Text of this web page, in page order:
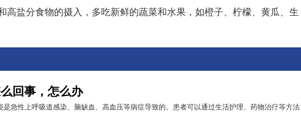
高盐分食物的摄入，多吃新鲜的蔬菜和水果，如橙子、柠檬、黄瓜、生
回事，怎么办
是急性上呼吸道感染、脑缺血、高血压等病症导致的。患者可以通过生活护理、药物治疗等方法